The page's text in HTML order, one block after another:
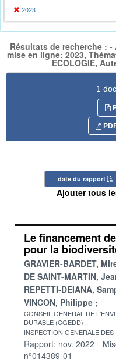
2023
Résultats de recherche :
mise en ligne: 2023,
ECOLOGIE,
1
date du rapport
Ajouter tous
Le financement
pour la
GRAVIER-BARDET,
DE SAINT-MARTIN,
REPETTI-DEIANA,
VINCON, Philippe
CONSEIL GENERAL DE
DURABLE (CGEDD)
INSPECTION GENERALE
Rapport: nov. 2022
n°014389-01